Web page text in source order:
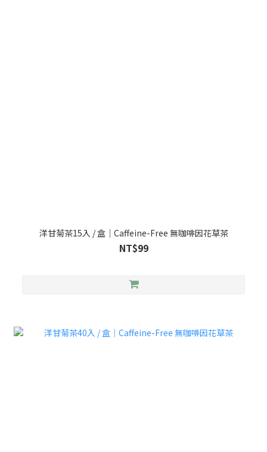
洋甘菊茶15入 / 盒｜Caffeine-Free 無咖啡因花草茶
NT$99